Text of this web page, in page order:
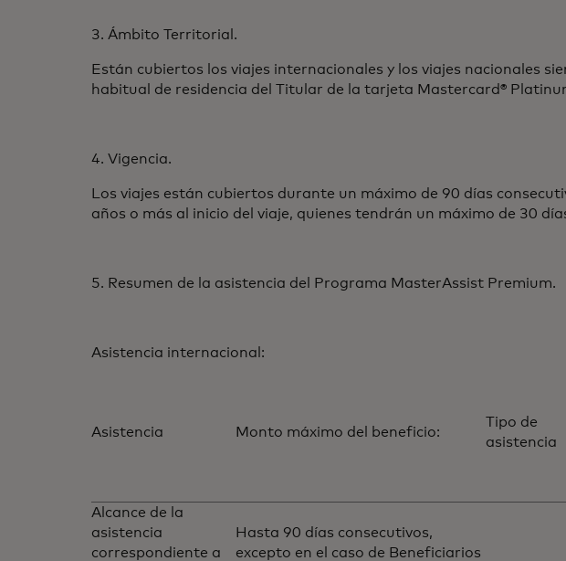
3. Ámbito Territorial.
Están cubiertos los viajes internacionales y los viajes nacionales
habitual de residencia del Titular de la tarjeta Mastercard®
4. Vigencia.
Los viajes están cubiertos durante un máximo de 90 días
años o más al inicio del viaje, quienes tendrán un máximo de 30
5. Resumen de la asistencia del Programa MasterAssist Premium.
Asistencia internacional:
Asistencia Monto máximo del beneficio:
Tipo de
asistencia
Alcance de la
asistencia
correspondiente a
Hasta 90 días consecutivos,
excepto en el caso de Beneficiarios